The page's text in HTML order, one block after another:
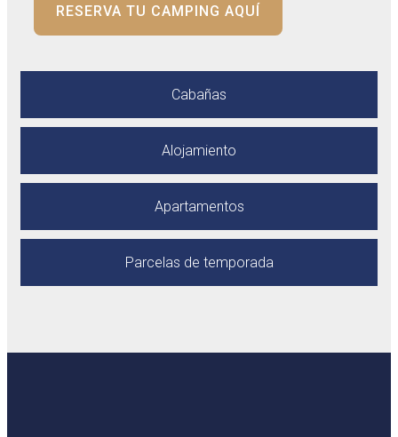
Cabañas
Alojamiento
Apartamentos
Parcelas de temporada
RESERVA TU CAMPING AQUÍ